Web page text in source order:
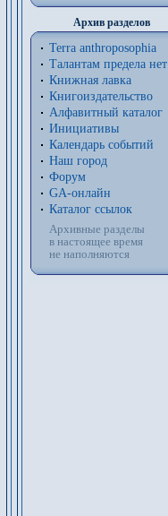
Архив разделов
Terra anthroposophia
Талантам предела нет
Книжная лавка
Книгоиздательство
Алфавитный каталог
Инициативы
Календарь событий
Наш город
Форум
GA-онлайн
Каталог ссылок
Архивные разделы
в настоящее время
не наполняются